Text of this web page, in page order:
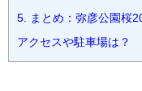
5. まとめ：弥彦公園桜
アクセスや駐車場は？